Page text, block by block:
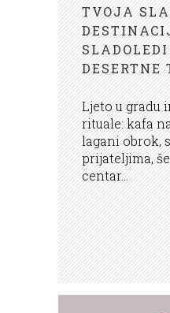
TVOJA
DESERTNE
Ljeto u gradu
rituale: kafa
lagani obrok,
prijateljima,
centar...